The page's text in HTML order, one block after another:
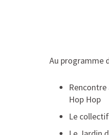
Au programme
Rencontre
Hop Hop
Le